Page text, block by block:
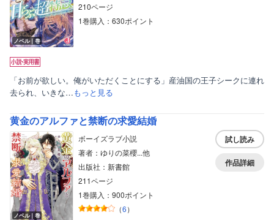
ノベル｜巻
210ページ
1巻購入：630ポイント
「お前が欲しい。俺がいただくことにする」産油国の王子シークに連れ
去られ、いきな…もっと見る
黄金のアルファと禁断の求愛結婚
ノベル｜巻
ボーイズラブ小説
著者：ゆりの菜櫻...他
出版社：新書館
211ページ
1巻購入：900ポイント
（6）
試し読み
作品詳細